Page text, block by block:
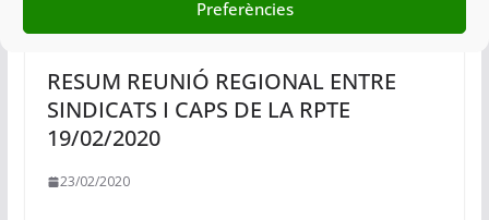
Preferències
RESUM REUNIÓ REGIONAL ENTRE
SINDICATS I CAPS DE LA RPTE
19/02/2020
23/02/2020